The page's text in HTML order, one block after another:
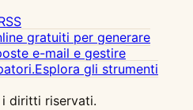
gratuiti per generare
e-mail e gestire
Esplora gli strumenti
diritti riservati.